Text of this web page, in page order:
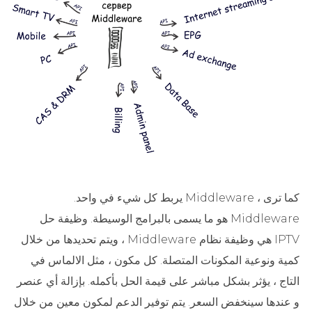
كما ترى ، Middleware يربط كل شيء في واحد.
Middleware هو ما يسمى بالبرامج الوسيطة. وظيفة حل
IPTV هي وظيفة نظام Middleware ، ويتم تحديدها من خلال
كمية ونوعية المكونات المتصلة. كل مكون ، مثل الالماس في
التاج ، يؤثر بشكل مباشر على قيمة الحل بأكمله. بإزالة أي عنصر
و عندها سينخفض ​​السعر. يتم توفير الدعم لمكون معين من خلال